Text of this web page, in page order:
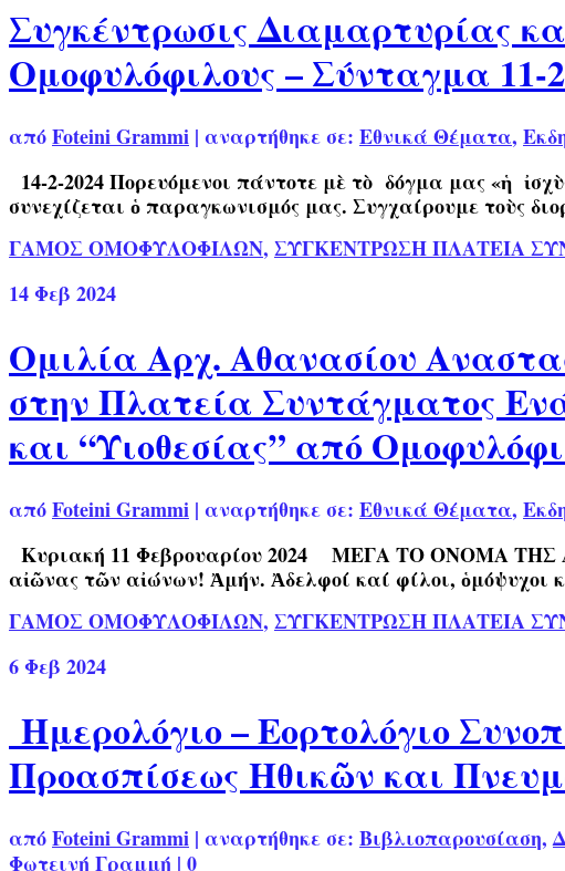
Συγκέντρωσις Διαμαρτυρίας
Ομοφυλόφιλους – Σύνταγμα 11-
απόFoteini Grammi | αναρτήθηκε σε: Εθνικά Θέματα,
14-2-2024 Πορευόμενοι πάντοτε μὲ τὸ δόγμα μας «ἡ
συνεχίζεται ὁ παραγκωνισμός μας. Συγχαίρουμε τοὺς
ΓΑΜΟΣ ΟΜΟΦΥΛΟΦΙΛΩΝ, ΣΥΓΚΕΝΤΡΩΣΗ ΠΛΑΤΕΙΑ
14Φεβ 2024
Ομιλία Αρχ. Αθανασίου
στην Πλατεία Συντάγματος
και “Υιοθεσίας” από
απόFoteini Grammi | αναρτήθηκε σε: Εθνικά Θέματα,
Κυριακή 11 Φεβρουαρίου 2024 ΜΕΓΑ ΤΟ ΟΝΟΜΑ ΤΗΣ
αἰῶνας τῶν αἰώνων! Ἀμήν. Ἀδελφοί καί φίλοι, ὁμόψυχοι
ΓΑΜΟΣ ΟΜΟΦΥΛΟΦΙΛΩΝ, ΣΥΓΚΕΝΤΡΩΣΗ ΠΛΑΤΕΙΑ
6Φεβ 2024
Ημερολόγιο – Εορτολόγιο
Προασπίσεως Ηθικῶν και
απόFoteini Grammi | αναρτήθηκε σε: Βιβλιοπαρουσίαση,
Φωτεινή Γραμμή | 0